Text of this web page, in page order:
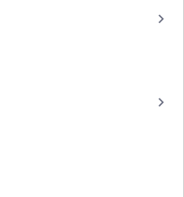
keyboard_arrow_right
keyboard_arrow_right